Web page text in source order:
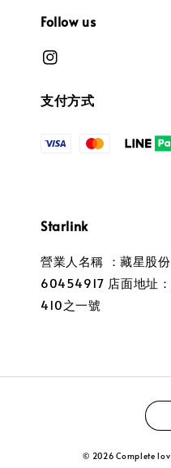
Follow us
支付方式
Starlink
營業人名稱 ：藏星股
60454917 店面地址
410之一號
© 2026 Complete